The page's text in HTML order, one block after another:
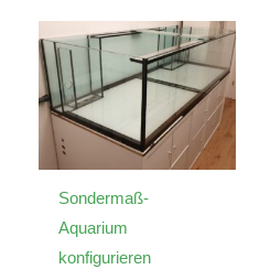
Sondermaß-
Aquarium
konfigurieren